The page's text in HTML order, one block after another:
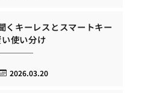
くキーレスとスマートキー
使い分け
2026.03.20